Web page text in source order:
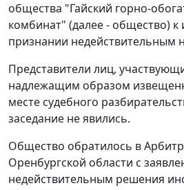
общества "Гайский горно-
комбинат" (далее - общество) к
признании недействительным
Представители лиц,
надлежащим образом
месте судебного
заседание не явились.
Общество обратилось в
Оренбургской области с
недействительным решения